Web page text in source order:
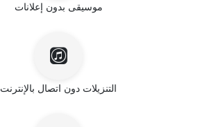
موسيقى بدون إعلانات
التنزيلات دون اتصال بالإنترنت